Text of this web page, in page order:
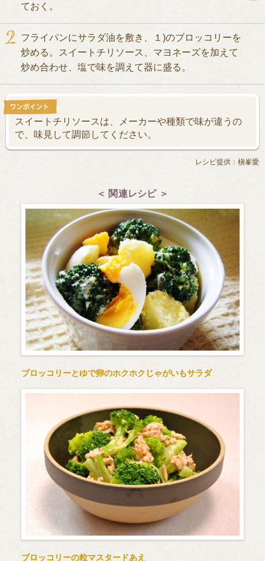
ておく。
フライパンにサラダ油を敷き、１)のブロッコリーを
炒める。スイートチリソース、マヨネーズを加えて
炒め合わせ、塩で味を調えて器に盛る。
スイートチリソースは、メーカーや種類で味が違うの
で、味見して調節してください。
レシピ提供：槇峯愛
＜ 関連レシピ ＞
ブロッコリーとゆで卵のホクホクじゃがいもサラダ
ブロッコリーの粒マスタードあえ